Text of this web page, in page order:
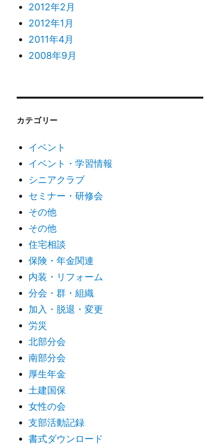
2012年2月
2012年1月
2011年4月
2008年9月
カテゴリー
イベント
イベント・学習情報
シニアクラブ
セミナー・研修会
その他
その他
住宅相談
保険・年金関連
内装・リフォーム
分会・群・組織
加入・脱退・変更
労災
北部分会
南部分会
厚生年金
土建国保
女性の会
支部活動記録
書式ダウンロード